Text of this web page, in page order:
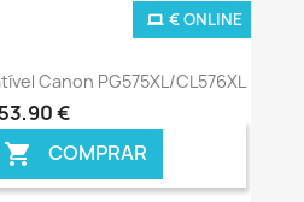
Canon PG575XL/CL576XL
53,90 €
 COMPRAR
€ ONLINE